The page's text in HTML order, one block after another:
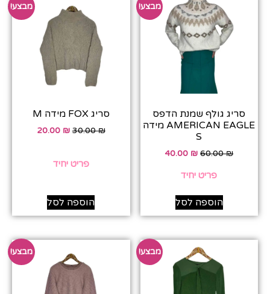
מבצע!
סריג גולף שמנת הדפס
AMERICAN EAGLE מידה
S
60.00₪
40.00 ₪
פריט יחיד
הוספה לסל
מבצע!
סריג FOX מידה M
30.00₪
20.00 ₪
פריט יחיד
הוספה לסל
מבצע! מבצע!